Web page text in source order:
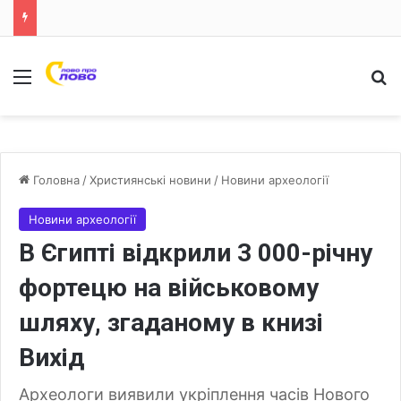
Меню
Головна /Християнські новини / Новини археології
Новини археології
В Єгипті відкрили 3 000-річну
фортецю на військовому
шляху, згаданому в книзі
Вихід
Археологи виявили укріплення часів Нового